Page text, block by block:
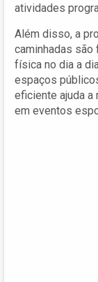
atividades
Além disso, a
caminhadas são
física no dia a
espaços
eficiente ajuda a
em eventos